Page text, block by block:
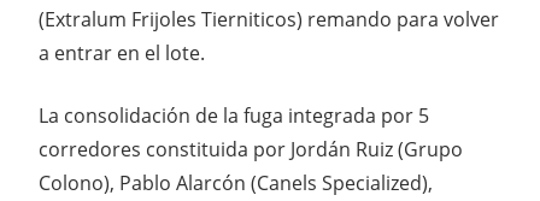
(Extralum Frijoles Tierniticos) remando para volver
a entrar en el lote.
La consolidación de la fuga integrada por 5
corredores constituida por Jordán Ruiz (Grupo
Colono), Pablo Alarcón (Canels Specialized),